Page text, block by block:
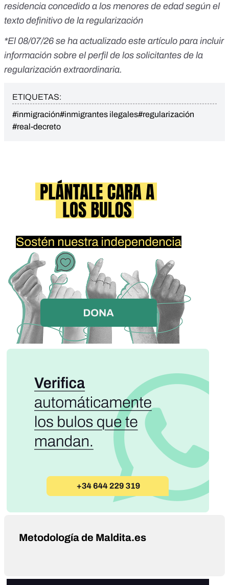
residencia concedido a los menores de edad según el
texto definitivo de la regularización
*El 08/07/26 se ha actualizado este artículo para incluir
información sobre el perfil de los solicitantes de la
regularización extraordinaria.
ETIQUETAS:
#inmigración#inmigrantes ilegales#regularización
#real-decreto
Metodología de Maldita.es